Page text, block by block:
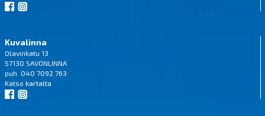
Kuvalinna
Olavinkatu 13
57130 SAVONLINNA
puh. 040 7092 763
Katso kartalta